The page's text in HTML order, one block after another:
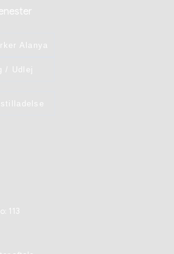
Alanya
/ Udlej
113